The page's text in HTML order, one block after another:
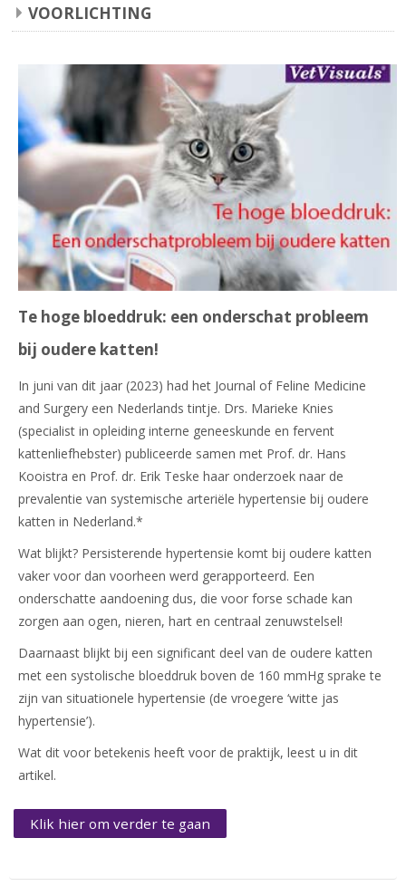
VOORLICHTING
Te hoge bloeddruk: een onderschat probleem
bij oudere katten!
In juni van dit jaar (2023) had het Journal of Feline Medicine
and Surgery een Nederlands tintje. Drs. Marieke Knies
(specialist in opleiding interne geneeskunde en fervent
kattenliefhebster) publiceerde samen met Prof. dr. Hans
Kooistra en Prof. dr. Erik Teske haar onderzoek naar de
prevalentie van systemische arteriële hypertensie bij oudere
katten in Nederland.*
Wat blijkt? Persisterende hypertensie komt bij oudere katten
vaker voor dan voorheen werd gerapporteerd. Een
onderschatte aandoening dus, die voor forse schade kan
zorgen aan ogen, nieren, hart en centraal zenuwstelsel!
Daarnaast blijkt bij een significant deel van de oudere katten
met een systolische bloeddruk boven de 160 mmHg sprake te
zijn van situationele hypertensie (de vroegere ‘witte jas
hypertensie’).
Wat dit voor betekenis heeft voor de praktijk, leest u in dit
artikel.
Klik hier om verder te gaan